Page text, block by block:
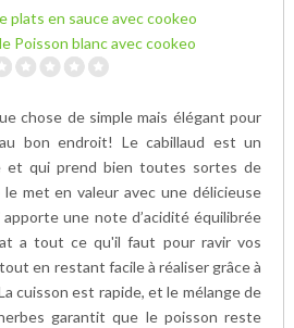
plats en sauce avec cookeo
Poisson blanc avec cookeo
chose de simple mais élégant pour
bon endroit! Le cabillaud est un
et qui prend bien toutes sortes de
met en valeur avec une délicieuse
une note d’acidité équilibrée
a tout ce qu'il faut pour ravir vos
en restant facile à réaliser grâce à
cuisson est rapide, et le mélange de
garantit que le poisson reste